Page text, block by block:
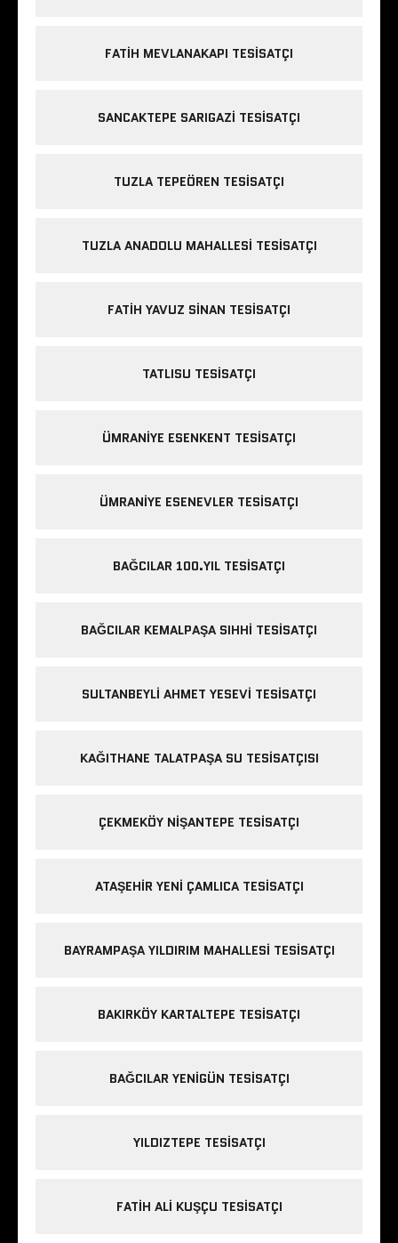
FATIH MEVLANAKAPI TESISATÇI
SANCAKTEPE SARIGAZI TESISATÇI
TUZLA TEPEÖREN TESISATÇI
TUZLA ANADOLU MAHALLESI TESISATÇI
FATIH YAVUZ SINAN TESISATÇI
TATLISU TESISATÇI
ÜMRANIYE ESENKENT TESISATÇI
ÜMRANIYE ESENEVLER TESISATÇI
BAĞCILAR 100.YIL TESISATÇI
BAĞCILAR KEMALPAŞA SIHHI TESISATÇI
SULTANBEYLI AHMET YESEVI TESISATÇI
KAĞITHANE TALATPAŞA SU TESISATÇISI
ÇEKMEKÖY NIŞANTEPE TESISATÇI
ATAŞEHIR YENI ÇAMLICA TESISATÇI
BAYRAMPAŞA YILDIRIM MAHALLESI TESISATÇI
BAKIRKÖY KARTALTEPE TESISATÇI
BAĞCILAR YENIGÜN TESISATÇI
YILDIZTEPE TESISATÇI
FATIH ALI KUŞÇU TESISATÇI